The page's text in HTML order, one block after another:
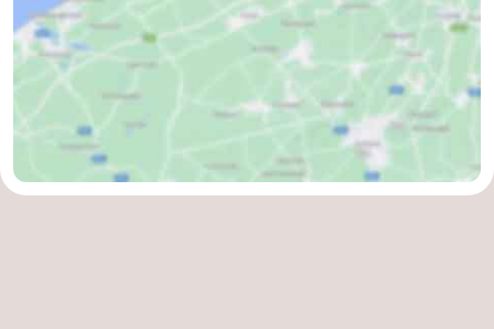
Stationnement
Tram
du
Adresses
Médicales
Région